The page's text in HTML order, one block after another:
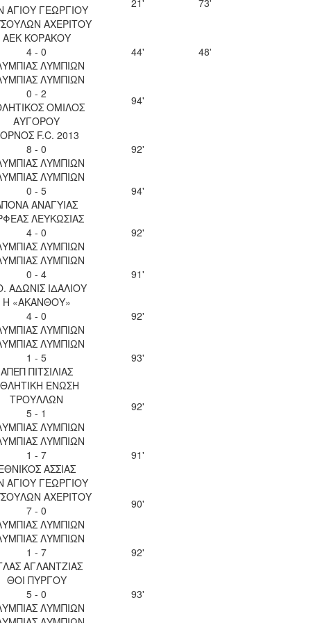
ΑΓΙΟΥ ΓΕΩΡΓΙΟΥ
ΑΧΕΡΙΤΟΥ
21' 73'
ΑΕΚ ΚΟΡΑΚΟΥ
4 - 0
ΛΥΜΠΙΩΝ
44'
48'
ΛΥΜΠΙΩΝ
0 - 2
ΟΜΙΛΟΣ
ΑΥΓΟΡΟΥ
94'
F.C. 2013
8 - 0
ΛΥΜΠΙΩΝ
92'
ΛΥΜΠΙΩΝ
0 - 5
ΑΝΑΓΥΙΑΣ
94'
ΛΕΥΚΩΣΙΑΣ
4 - 0
ΛΥΜΠΙΩΝ
92'
ΛΥΜΠΙΩΝ
0 - 4
ΑΔΩΝΙΣ ΙΔΑΛΙΟΥ
91'
Η «ΑΚΑΝΘΟΥ»
4 - 0
ΛΥΜΠΙΩΝ
92'
ΛΥΜΠΙΩΝ
1 - 5
ΑΠΕΠ ΠΙΤΣΙΛΙΑΣ
93'
ΕΝΩΣΗ
ΤΡΟΥΛΛΩΝ
5 - 1
ΛΥΜΠΙΩΝ
92'
ΛΥΜΠΙΩΝ
1 - 7
ΑΣΣΙΑΣ
91'
ΑΓΙΟΥ ΓΕΩΡΓΙΟΥ
ΑΧΕΡΙΤΟΥ
7 - 0
ΛΥΜΠΙΩΝ
90'
ΛΥΜΠΙΩΝ
1 - 7
ΑΓΛΑΝΤΖΙΑΣ
92'
ΘΟΙ ΠΥΡΓΟΥ
5 - 0
ΛΥΜΠΙΩΝ
93'